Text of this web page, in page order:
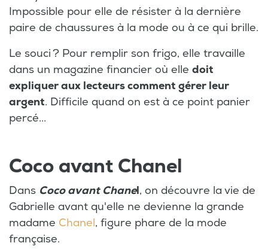
Impossible pour elle de résister à la dernière
paire de chaussures à la mode ou à ce qui brille.
Le souci ? Pour remplir son frigo, elle travaille
dans un magazine financier où elle doit
expliquer aux lecteurs comment gérer leur
argent. Difficile quand on est à ce point panier
percé...
Coco avant Chanel
Dans Coco avant Chanel, on découvre la vie de
Gabrielle avant qu'elle ne devienne la grande
madame Chanel, figure phare de la mode
française.